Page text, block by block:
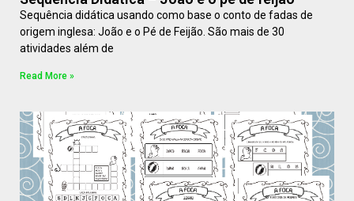
Sequência didática usando como base o conto de fadas de
origem inglesa: João e o Pé de Feijão. São mais de 30
atividades além de
Read More »